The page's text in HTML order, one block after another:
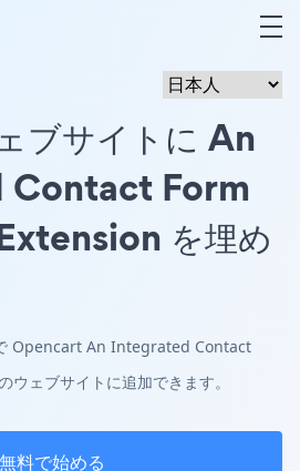
ブサイトに An
Form
を埋め
Opencart An Integrated Contact
ェブサイトに追加できます。
無料で始める